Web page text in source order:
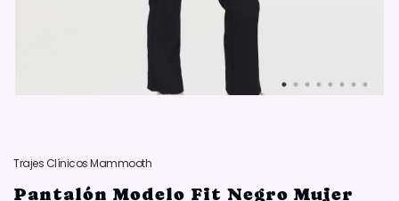
Trajes Clínicos Mammooth
Pantalón Modelo Fit Negro Mujer